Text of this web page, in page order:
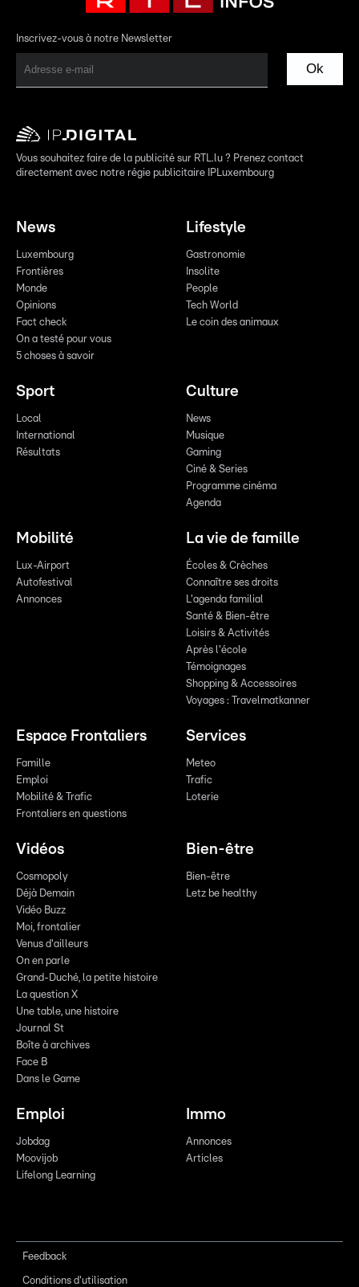
Inscrivez-vous à notre Newsletter
Ok
Vous souhaitez faire de la publicité sur RTL.lu ? Prenez contact
directement avec notre régie publicitaire IPLuxembourg
News
Luxembourg
Frontières
Monde
Opinions
Fact check
On a testé pour vous
5 choses à savoir
Lifestyle
Gastronomie
Insolite
People
Tech World
Le coin des animaux
Sport
Local
International
Résultats
Culture
News
Musique
Gaming
Ciné & Series
Programme cinéma
Agenda
Mobilité
Lux-Airport
Autofestival
Annonces
La vie de famille
Écoles & Crèches
Connaître ses droits
L'agenda familial
Santé & Bien-être
Loisirs & Activités
Après l'école
Témoignages
Shopping & Accessoires
Voyages : Travelmatkanner
Espace Frontaliers
Famille
Emploi
Mobilité & Trafic
Frontaliers en questions
Services
Meteo
Trafic
Loterie
Vidéos
Cosmopoly
Déjà Demain
Vidéo Buzz
Moi, frontalier
Venus d'ailleurs
On en parle
Grand-Duché, la petite histoire
La question X
Une table, une histoire
Journal St
Boîte à archives
Face B
Dans le Game
Bien-être
Bien-être
Letz be healthy
Emploi
Jobdag
Moovijob
Lifelong Learning
Immo
Annonces
Articles
Feedback
Conditions d'utilisation